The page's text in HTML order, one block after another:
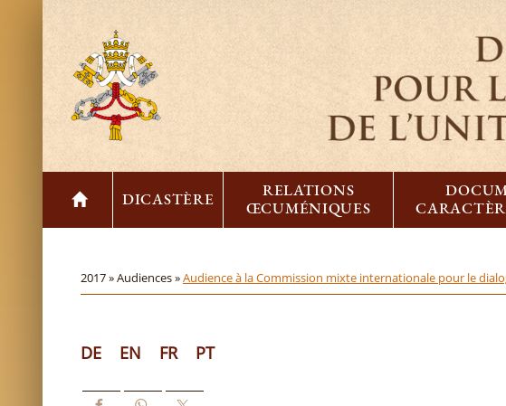
DICASTÈRE
RELATIONS
ŒCUMÉNIQUES
2017 »Audiences »Audience à la Commission mixte internationale pour le
DE EN FR PT